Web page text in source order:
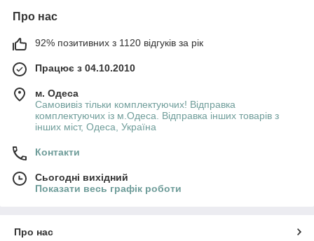
Про нас
92% позитивних з 1120 відгуків за рік
Працює з 04.10.2010
м. Одеса
Самовивіз тільки комплектуючих! Відправка
комплектуючих із м.Одеса. Відправка інших товарів з
інших міст, Одеса, Україна
Контакти
Сьогодні вихідний
Показати весь графік роботи
Про нас